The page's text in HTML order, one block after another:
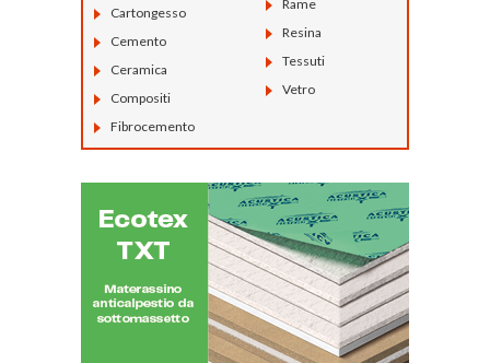
Cartongesso
Cemento
Ceramica
Compositi
Fibrocemento
Rame
Resina
Tessuti
Vetro